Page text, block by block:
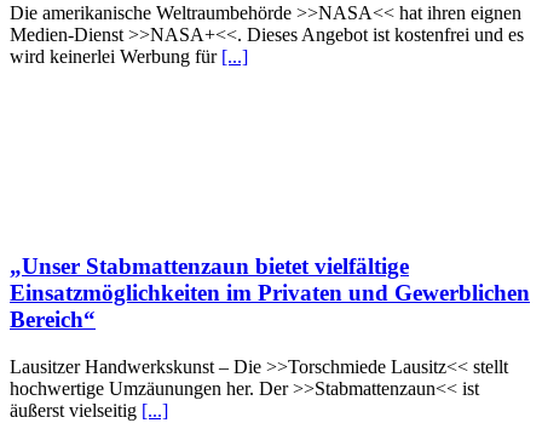
Die amerikanische Weltraumbehörde >>NASA<< hat ihren eignen
Medien-Dienst >>NASA+<<. Dieses Angebot ist kostenfrei und es
wird keinerlei Werbung für [...]
„Unser Stabmattenzaun bietet vielfältige
Einsatzmöglichkeiten im Privaten und Gewerblichen
Bereich“
Lausitzer Handwerkskunst – Die >>Torschmiede Lausitz<< stellt
hochwertige Umzäunungen her. Der >>Stabmattenzaun<< ist
äußerst vielseitig [...]